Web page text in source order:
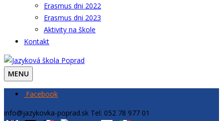
Erasmus dni 2022
Erasmus dni 2023
Aktivity na škole
Kontakt
MENU
Facebook
info@jazykovka-poprad.sk Tel: 052 78 977 01